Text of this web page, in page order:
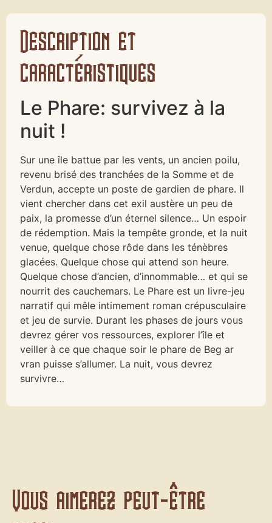
Description et
caractéristiques
Le Phare: survivez à la
nuit !
Sur une île battue par les vents, un ancien poilu,
revenu brisé des tranchées de la Somme et de
Verdun, accepte un poste de gardien de phare. Il
vient chercher dans cet exil austère un peu de
paix, la promesse d’un éternel silence… Un espoir
de rédemption. Mais la tempête gronde, et la nuit
venue, quelque chose rôde dans les ténèbres
glacées. Quelque chose qui attend son heure.
Quelque chose d’ancien, d’innommable… et qui se
nourrit des cauchemars. Le Phare est un livre-jeu
narratif qui mêle intimement roman crépusculaire
et jeu de survie. Durant les phases de jours vous
devrez gérer vos ressources, explorer l’île et
veiller à ce que chaque soir le phare de Beg ar
vran puisse s’allumer. La nuit, vous devrez
survivre…
Vous aimerez peut-être